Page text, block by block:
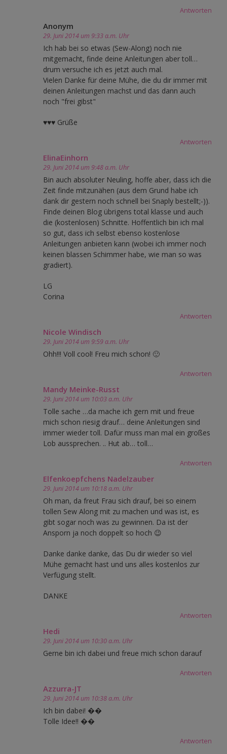
Antworten
Anonym
29. Juni 2014 um 9:33 a.m. Uhr
Ich hab bei so etwas (Sew-Along) noch nie
mitgemacht, finde deine Anleitungen aber toll…
drum versuche ich es jetzt auch mal.
Vielen Danke für deine Mühe, die du dir immer mit
deinen Anleitungen machst und das dann auch
noch "frei gibst"
♥♥♥ Grüße
Antworten
ElinaEinhorn
29. Juni 2014 um 9:48 a.m. Uhr
Bin auch absoluter Neuling, hoffe aber, dass ich die
Zeit finde mitzunähen (aus dem Grund habe ich
dank dir gestern noch schnell bei Snaply bestellt;-)).
Finde deinen Blog übrigens total klasse und auch
die (kostenlosen) Schnitte. Hoffentlich bin ich mal
so gut, dass ich selbst ebenso kostenlose
Anleitungen anbieten kann (wobei ich immer noch
keinen blassen Schimmer habe, wie man so was
gradiert).
LG
Corina
Antworten
Nicole Windisch
29. Juni 2014 um 9:59 a.m. Uhr
Ohh!!! Voll cool! Freu mich schon! 🙂
Antworten
Mandy Meinke-Russt
29. Juni 2014 um 10:03 a.m. Uhr
Tolle sache …da mache ich gern mit und freue
mich schon riesig drauf… deine Anleitungen sind
immer wieder toll. Dafür muss man mal ein großes
Lob aussprechen. .. Hut ab… toll…
Antworten
Elfenkoepfchens Nadelzauber
29. Juni 2014 um 10:18 a.m. Uhr
Oh man, da freut Frau sich drauf, bei so einem
tollen Sew Along mit zu machen und was ist, es
gibt sogar noch was zu gewinnen. Da ist der
Ansporn ja noch doppelt so hoch 😉
Danke danke danke, das Du dir wieder so viel
Mühe gemacht hast und uns alles kostenlos zur
Verfügung stellt.
DANKE
Antworten
Hedi
29. Juni 2014 um 10:30 a.m. Uhr
Gerne bin ich dabei und freue mich schon darauf
Antworten
Azzurra-JT
29. Juni 2014 um 10:38 a.m. Uhr
Ich bin dabei! ��
Tolle Idee!! ��
Antworten